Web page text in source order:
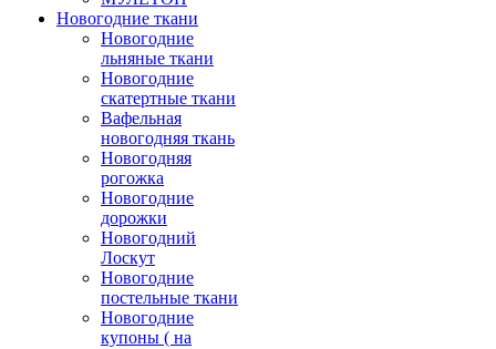
Новогодние ткани
Новогодние
льняные ткани
Новогодние
скатертные ткани
Вафельная
новогодняя ткань
Новогодняя
рогожка
Новогодние
дорожки
Новогодний
Лоскут
Новогодние
постельные ткани
Новогодние
купоны ( на